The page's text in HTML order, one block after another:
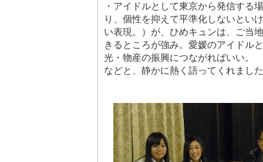
・アイドルとして東京から発信する
り、個性を抑えて平準化しないとい
い表現。）が、ひめキュンは、ご当
きるところが強み。愛媛のアイドル
光・物産の振興につながればいい。
などと、静かに熱く語ってくれまし